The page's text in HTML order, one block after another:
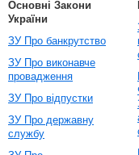
Основні Закони
України
ЗУ Про банкрутство
ЗУ Про виконавче
провадження
ЗУ Про відпустки
ЗУ Про державну
службу